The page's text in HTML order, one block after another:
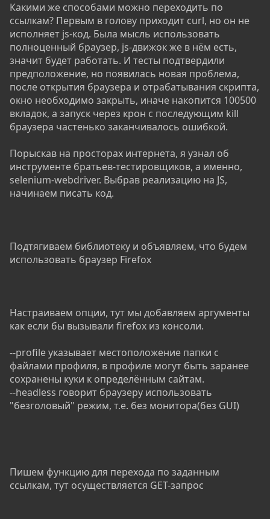
Какими же способами можно переходить по
ссылкам? Первым в голову приходит curl, но он не
исполняет js-код. Была мысль использовать
полноценный браузер, js-движок же в нём есть,
значит будет работать. И тесты подтвердили
предположение, но появилась новая проблема,
после открытия браузера и отрабатывания скрипта,
окно необходимо закрыть, иначе накопится 100500
вкладок, а запуск через крон с последующим kill
браузера частенько заканчивалось ошибкой.
Порыскав на просторах интернета, я узнал об
инструменте братьев-тестировщиков, а именно,
selenium-webdriver. Выбрав реализацию на JS,
начинаем писать код.
Подтягиваем библиотеку и объявляем, что будем
использовать браузер Firefox
Настраиваем опции, тут мы добавляем аргументы
как если бы вызывали firefox из консоли.
--profile указывает местоположение папки с
файлами профиля, в профиле могут быть заранее
сохранены куки к определённым сайтам.
--headless говорит браузеру использовать
"безголовый" режим, т.е. без монитора(без GUI)
Пишем функцию для перехода по заданным
ссылкам, тут осуществляется GET-запрос